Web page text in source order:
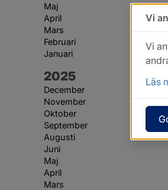
Maj
April
Mars
Februari
Januari
År:
2025
December
November
Oktober
September
Augusti
Juni
Maj
April
Mars
Vi
Vi
Läs